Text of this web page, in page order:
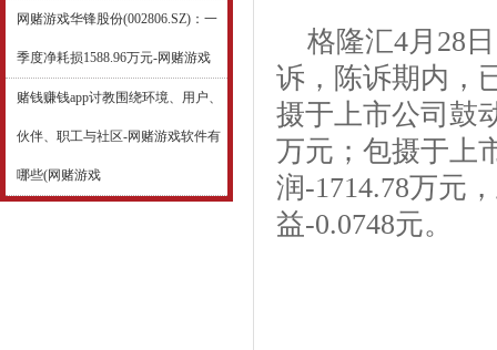
网赌游戏华锋股份(002806.SZ)：一
季度净耗损1588.96万元-网赌游戏
赌钱赚钱app讨教围绕环境、用户、
伙伴、职工与社区-网赌游戏软件有
哪些(网赌游戏
格隆汇4月28
诉，陈诉期内，
摄于上市公司鼓
万元；包摄于上
润-1714.78万元
益-0.0748元。